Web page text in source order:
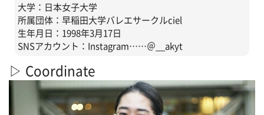
大学：日本女子大学
所属団体：早稲田大学バレエサークルciel
生年月日：1998年3月17日
SNSアカウント：Instagram……＠__akyt
▷ Coordinate